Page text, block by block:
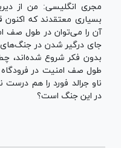
مجری انگلیسی: من از
بسیاری معتقدند که اکنون
آن را می‌توان در طول صف
جای درگیر شدن در جنگ‌های
بدون فکر شروع شده‌اند،
طول صف امنیت در
ناو جرالد فورد را هم درست
در این جنگ است؟